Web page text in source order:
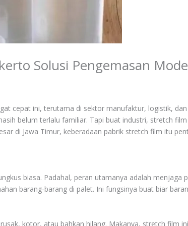
Solusi Pengemasan
cepat ini, terutama di sektor manufaktur, logistik,
belum terlalu familiar. Tapi buat industri, stretch
di Jawa Timur, keberadaan pabrik stretch film itu
biasa. Padahal, peran utamanya adalah
barang-barang di palet. Ini fungsinya buat biar
kotor, atau bahkan hilang. Makanya, stretch film